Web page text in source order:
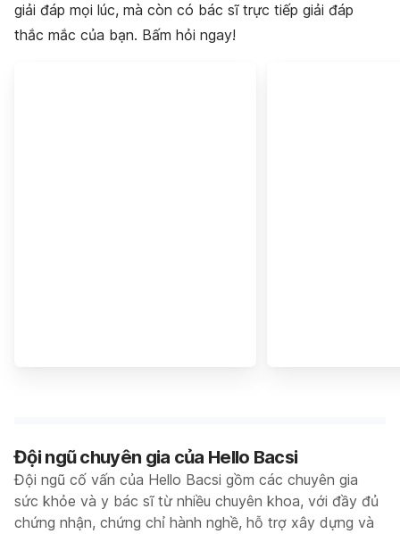
giải đáp mọi lúc, mà còn có bác sĩ trực tiếp giải đáp
thắc mắc của bạn. Bấm hỏi ngay!
Đội ngũ chuyên gia của Hello Bacsi
Đội ngũ cố vấn của Hello Bacsi gồm các chuyên gia
sức khỏe và y bác sĩ từ nhiều chuyên khoa, với đầy đủ
chứng nhận, chứng chỉ hành nghề, hỗ trợ xây dựng và